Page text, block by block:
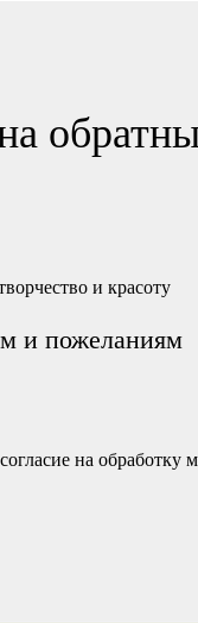
и красоту
и пожеланиям
на обработку